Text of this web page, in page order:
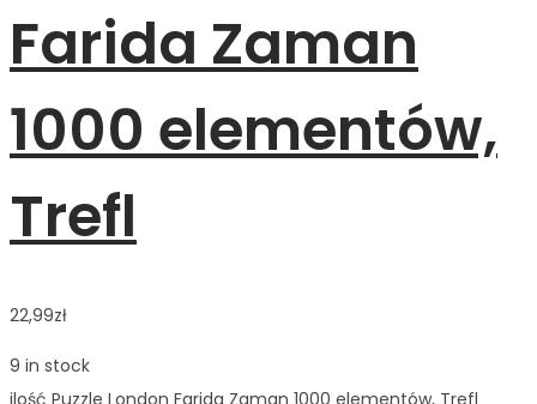
Farida Zaman
1000 elementów,
Trefl
22,99zł
9 in stock